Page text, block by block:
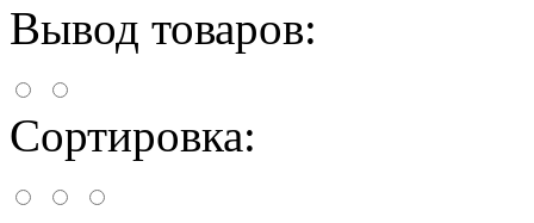
Вывод товаров:
Сортировка: